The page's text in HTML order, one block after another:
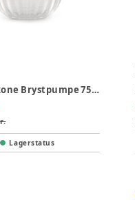
Shell Silikone Brystpumpe 75ml
Lagerstatus